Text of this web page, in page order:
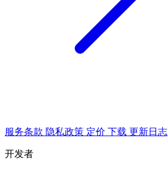
服务条款 隐私政策 定价 下载 更新日志
开发者